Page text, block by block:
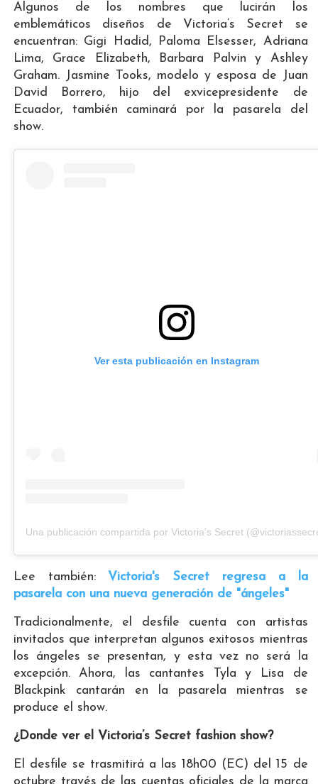
Algunos de los nombres que lucirán los
emblemáticos diseños de Victoria’s Secret se
encuentran: Gigi Hadid, Paloma Elsesser, Adriana
Lima, Grace Elizabeth, Barbara Palvin y Ashley
Graham. Jasmine Tooks, modelo y esposa de Juan
David Borrero, hijo del exvicepresidente de
Ecuador, también caminará por la pasarela del
show.
Ver esta publicación en Instagram
Una publicación compartida por Victoria's Secret
Lee también: Victoria's Secret regresa a la
pasarela con una nueva generación de "ángeles"
Tradicionalmente, el desfile cuenta con artistas
invitados que interpretan algunos exitosos mientras
los ángeles se presentan, y esta vez no será la
excepción. Ahora, las cantantes Tyla y Lisa de
Blackpink cantarán en la pasarela mientras se
produce el show.
¿Donde ver el Victoria’s Secret fashion show?
El desfile se trasmitirá a las 18h00 (EC) del 15 de